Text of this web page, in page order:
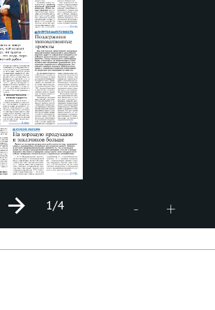
- +
1/4